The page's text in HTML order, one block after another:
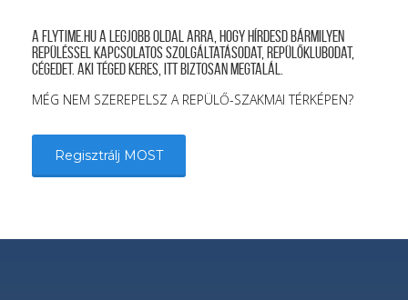
A FLYTIME.HU a legjobb oldal arra, hogy hírdesd bármilyen
repüléssel kapcsolatos szolgáltatásodat, repülőklubodat,
cégedet. Aki téged keres, itt biztosan megtalál.
MÉG NEM SZEREPELSZ A REPÜLŐ-SZAKMAI TÉRKÉPEN?
Regisztrálj MOST